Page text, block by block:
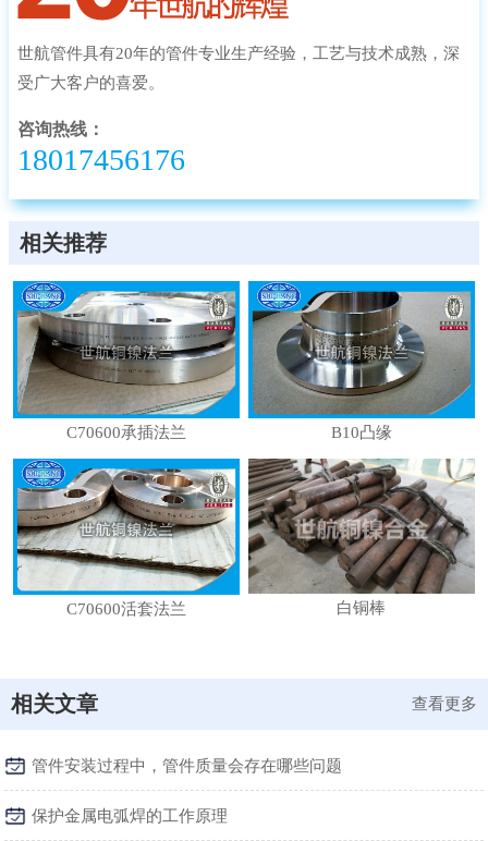
世航管件具有20年的管件专业生产经验，工艺与技术成熟，深
受广大客户的喜爱。
咨询热线：
18017456176
相关推荐
C70600承插法兰 B10凸缘
C70600活套法兰 白铜棒
相关文章 查看更多
管件安装过程中，管件质量会存在哪些问题
保护金属电弧焊的工作原理